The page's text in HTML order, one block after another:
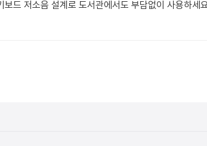
드 저소음 설계로 도서관에서도 부담없이 사용하세